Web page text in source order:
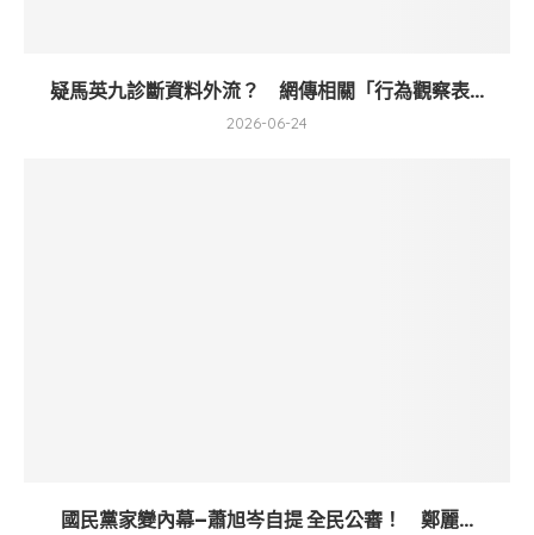
疑馬英九診斷資料外流？ 網傳相關「行為觀察表...
2026-06-24
國民黨家變內幕–蕭旭岑自提 全民公審！ 鄭麗...